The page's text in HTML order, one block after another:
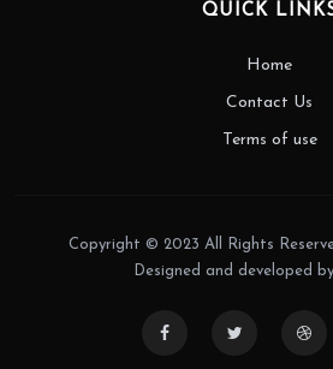
QUICK
Home
Contact Us
Terms of use
Copyright © 2023 All Rights
Designed and developed by